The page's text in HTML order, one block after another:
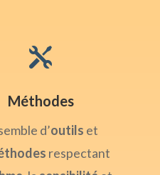

Méthodes
d’outils et
respectant